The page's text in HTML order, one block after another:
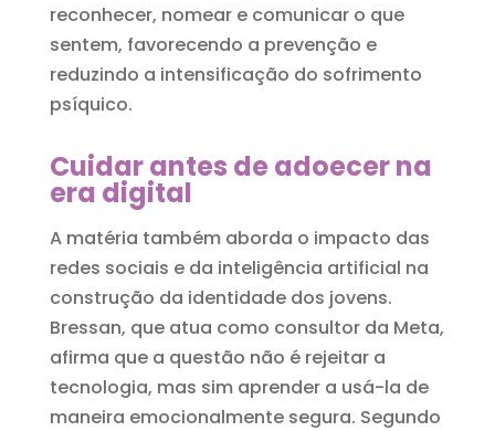
reconhecer, nomear e comunicar o que
sentem, favorecendo a prevenção e
reduzindo a intensificação do sofrimento
psíquico.
Cuidar antes de adoecer na
era digital
A matéria também aborda o impacto das
redes sociais e da inteligência artificial na
construção da identidade dos jovens.
Bressan, que atua como consultor da Meta,
afirma que a questão não é rejeitar a
tecnologia, mas sim aprender a usá-la de
maneira emocionalmente segura. Segundo